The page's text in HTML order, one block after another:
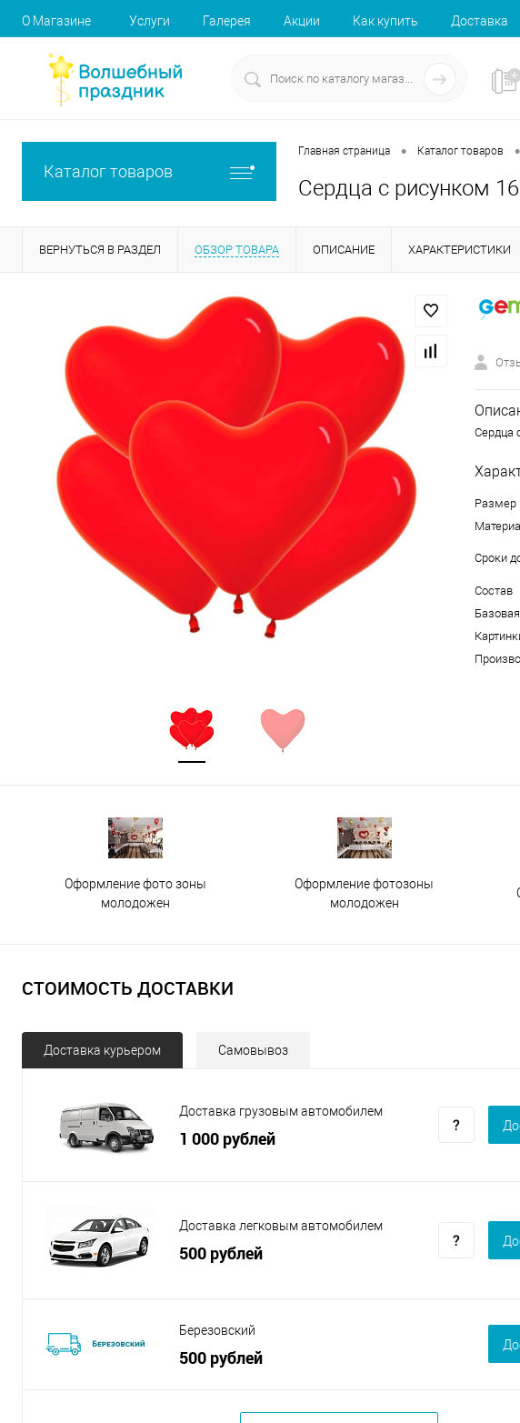
О Магазине Услуги Галерея Акции Как купить Доставка
Каталог товаров
Главная страница • Каталог товаров •
Сердца с рисунком
ВЕРНУТЬСЯ В РАЗДЕЛ ОБЗОР ТОВАРА ОПИСАНИЕ ХАРАКТЕРИСТИКИ
Сердца
Размер
Сроки
Состав
Оформление фото зоны
молодожен
Оформление фотозоны
молодожен
СТОИМОСТЬ ДОСТАВКИ
Доставка курьером Самовывоз
Доставка грузовым автомобилем
1 000 рублей
Доставка легковым автомобилем
500 рублей
Березовский
500 рублей